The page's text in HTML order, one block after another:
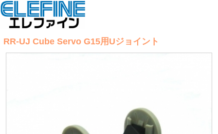
RR-UJ Cube Servo G15用Uジョイント